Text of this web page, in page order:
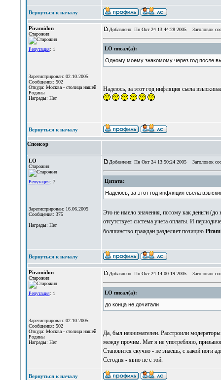
Вернуться к началу
Piramidon
Старожил
Репутация: 1
Зарегистрирован: 02.10.2005
Сообщения: 502
Откуда: Москва - столица нашей
Родины
Награды: Нет
Добавлено: Пн Окт 24 13:44:28 2005 Заголовок
LO писал(а):
Одному моему знакомому через год после
Надеюсь, за этот год инфляция сьела
Вернуться к началу
Спонсор
LO
Старожил
Репутация: 7
Зарегистрирован: 16.06.2005
Сообщения: 375
Награды: Нет
Добавлено: Пн Окт 24 13:50:24 2005 Заголовок
Цитата:
Надеюсь, за этот год инфляция сьела
Это не имело значения, потому как деньги
отсутствует система учета оплаты. И
болшинство граждан разделяет позицию
Вернуться к началу
Piramidon
Старожил
Репутация: 1
Зарегистрирован: 02.10.2005
Сообщения: 502
Откуда: Москва - столица нашей
Родины
Награды: Нет
Добавлено: Пн Окт 24 14:00:19 2005 Заголовок
LO писал(а):
до конца не дочитали
Да, был невнимателен. Расстроили
между прочим. Мат я не употребляю,
Становится скучно - не знаешь, с какой ноги
Сегодня - явно не с той.
Вернуться к началу